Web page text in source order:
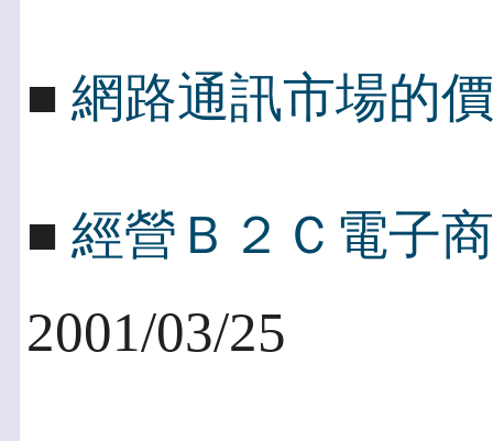
■ 網路通訊市場的
■ 經營Ｂ２Ｃ電子
2001/03/25